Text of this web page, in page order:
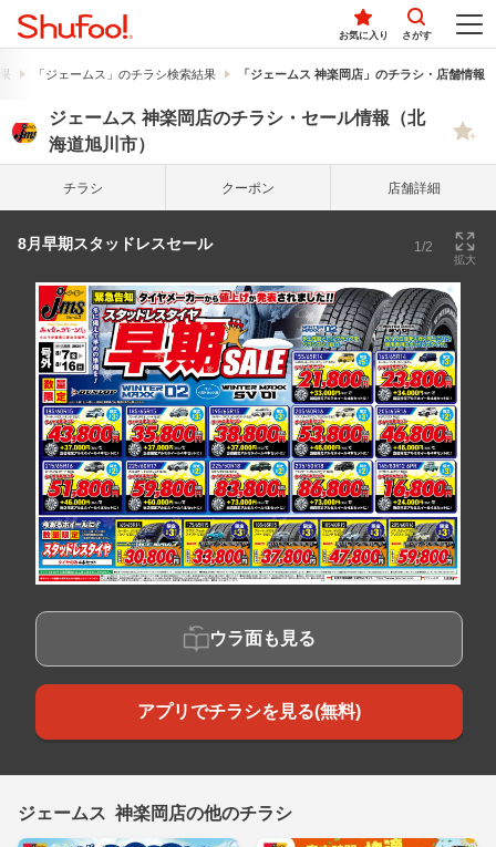
お気に入り さがす
「ジェームス」のチラシ検索結果 「ジェームス 神楽岡店」のチラシ・店舗情報
ジェームス 神楽岡店のチラシ・セール情報（北
海道旭川市）
チラシ クーポン 店舗詳細
8月早期スタッドレスセール 1/2
拡大
ウラ面も見る
アプリでチラシを見る(無料)
ジェームス 神楽岡店の他のチラシ